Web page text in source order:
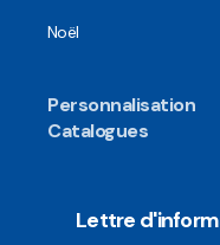
Noël
Personnalisation
Catalogues
Lettre